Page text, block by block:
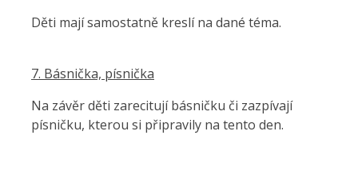
Děti mají samostatně kreslí na dané téma.
7. Básnička, písnička
Na závěr děti zarecitují básničku či zazpívají
písničku, kterou si připravily na tento den.